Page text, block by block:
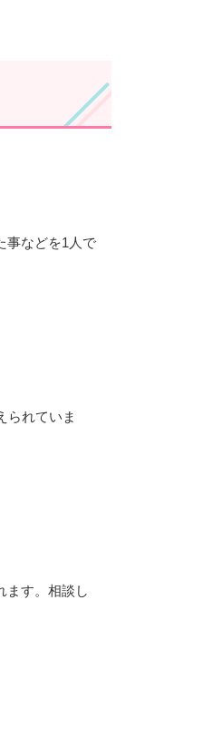
事などを1人で
られていま
ます。相談し